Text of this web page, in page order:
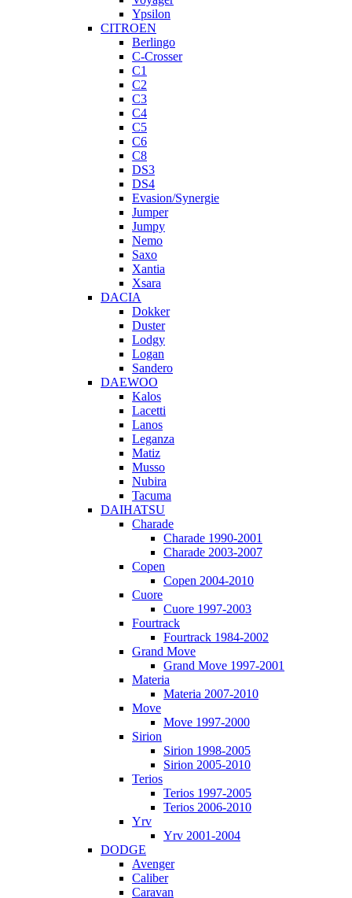
Ypsilon
CITROEN
Berlingo
C-Crosser
C1
C2
C3
C4
C5
C6
C8
DS3
DS4
Evasion/Synergie
Jumper
Jumpy
Nemo
Saxo
Xantia
Xsara
DACIA
Dokker
Duster
Lodgy
Logan
Sandero
DAEWOO
Kalos
Lacetti
Lanos
Leganza
Matiz
Musso
Nubira
Tacuma
DAIHATSU
Charade
Charade 1990-2001
Charade 2003-2007
Copen
Copen 2004-2010
Cuore
Cuore 1997-2003
Fourtrack
Fourtrack 1984-2002
Grand Move
Grand Move 1997-2001
Materia
Materia 2007-2010
Move
Move 1997-2000
Sirion
Sirion 1998-2005
Sirion 2005-2010
Terios
Terios 1997-2005
Terios 2006-2010
Yrv
Yrv 2001-2004
DODGE
Avenger
Caliber
Caravan